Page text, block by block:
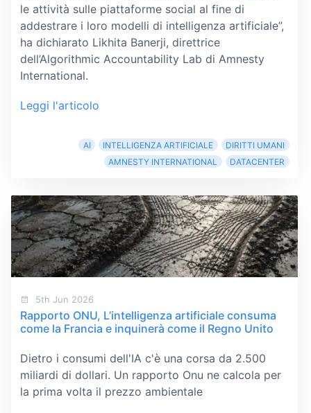
le attività sulle piattaforme social al fine di
addestrare i loro modelli di intelligenza artificiale”,
ha dichiarato Likhita Banerji, direttrice
dell’Algorithmic Accountability Lab di Amnesty
International.
Leggi l'articolo
AI INTELLIGENZA ARTIFICIALE
DIRITTI UMANI
AMNESTY INTERNATIONAL
DATACENTER
5th Jun 2026
Rapporto ONU, L’intelligenza artificiale consuma
come la Francia e inquinerà come il Regno Unito
Dietro i consumi dell'IA c'è una corsa da 2.500
miliardi di dollari. Un rapporto Onu ne calcola per
la prima volta il prezzo ambientale